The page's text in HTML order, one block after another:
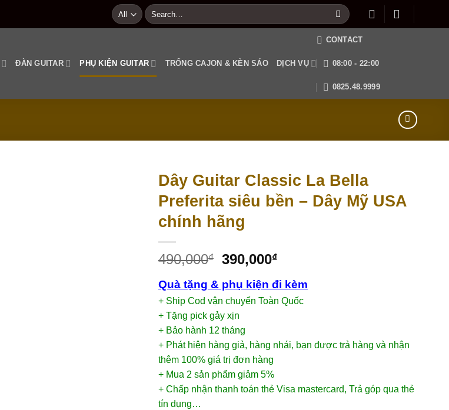
Search
for:
ĐÀN GUITAR PHỤ KIỆN GUITAR TRỐNG CAJON & KÈN SÁO DỊCH VỤ
CONTACT
08:00 - 22:00
0825.48.9999
Dây Guitar Classic La Bella
Preferita siêu bền – Dây Mỹ USA
chính hãng
490,000₫ 390,000₫
Quà tặng & phụ kiện đi kèm
+ Ship Cod vận chuyển Toàn Quốc
+ Tặng pick gảy xịn
+ Bảo hành 12 tháng
+ Phát hiện hàng giả, hàng nhái, bạn được trả hàng và nhận
thêm 100% giá trị đơn hàng
+ Mua 2 sản phẩm giảm 5%
+ Chấp nhận thanh toán thẻ Visa mastercard, Trả góp qua thẻ
tín dụng…